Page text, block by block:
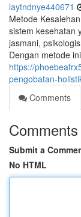
laytndnye440671
Metode
sistem kesehatan
jasmani,
Dengan metode
https://
pengobatan-
Comments
Comments
Submit a
No HTML